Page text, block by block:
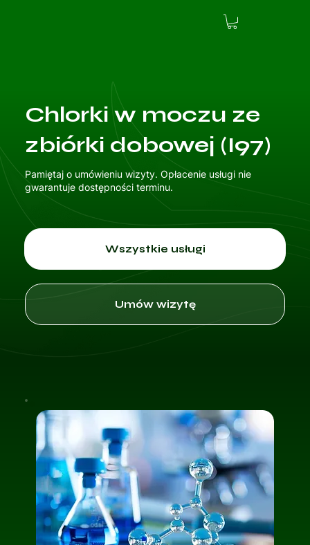
Chlorki w moczu ze
zbiórki dobowej (I97)
Pamiętaj o umówieniu wizyty. Opłacenie usługi nie
gwarantuje dostępności terminu.
Wszystkie usługi
Umów wizytę